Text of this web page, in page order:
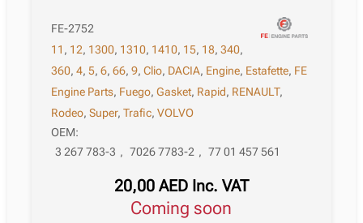
FE-2752
11 , 12, 1300, 1310, 1410, 15, 18,340,
360,4,5,6,66,9,Clio, DACIA, Engine, Estafette, FE
Engine Parts, Fuego,Gasket, Rapid, RENAULT,
Rodeo,Super,Trafic,VOLVO
OEM:
3 267 783-3 , 7026 7783-2 , 77 01 457 561
20,00 AED Inc. VAT
Coming soon